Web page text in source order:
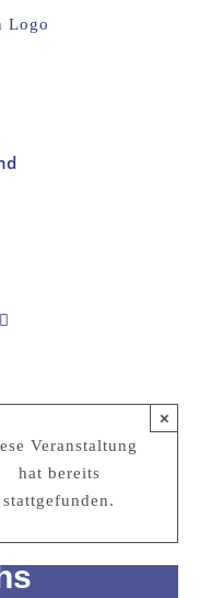
Veranstaltung
hat bereits
stattgefunden.
×